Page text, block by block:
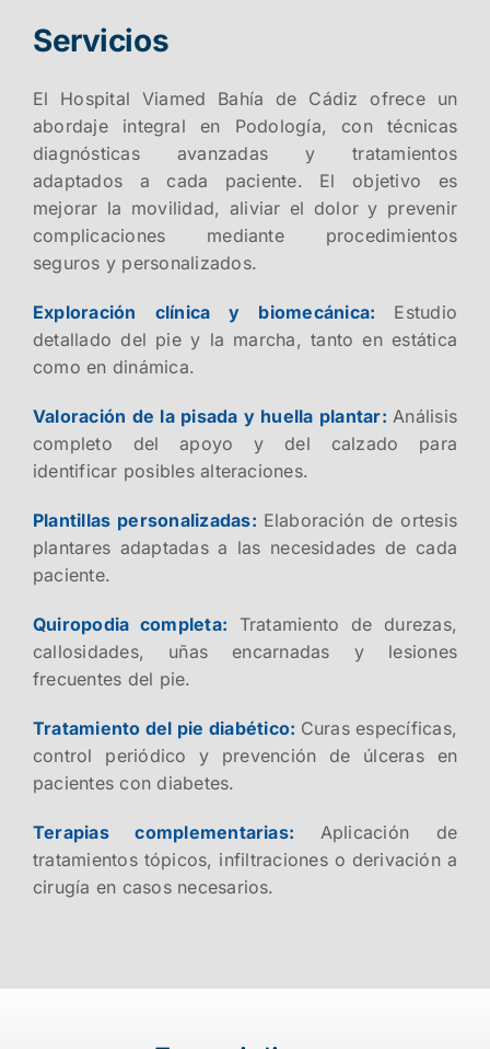
Servicios
El Hospital Viamed Bahía de Cádiz ofrece un
abordaje integral en Podología, con técnicas
diagnósticas avanzadas y tratamientos
adaptados a cada paciente. El objetivo es
mejorar la movilidad, aliviar el dolor y prevenir
complicaciones mediante procedimientos
seguros y personalizados.
Exploración clínica y biomecánica: Estudio
detallado del pie y la marcha, tanto en estática
como en dinámica.
Valoración de la pisada y huella plantar: Análisis
completo del apoyo y del calzado para
identificar posibles alteraciones.
Plantillas personalizadas: Elaboración de ortesis
plantares adaptadas a las necesidades de cada
paciente.
Quiropodia completa: Tratamiento de durezas,
callosidades, uñas encarnadas y lesiones
frecuentes del pie.
Tratamiento del pie diabético: Curas específicas,
control periódico y prevención de úlceras en
pacientes con diabetes.
Terapias complementarias: Aplicación de
tratamientos tópicos, infiltraciones o derivación a
cirugía en casos necesarios.